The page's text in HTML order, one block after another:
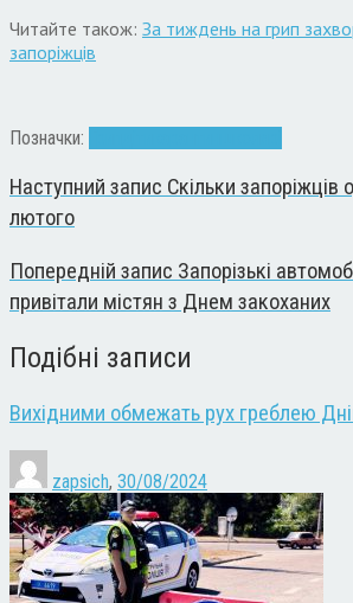
Читайте також: За тиждень на грип
запоріжців
Позначки:
Наступний запис Скільки
лютого
Попередній запис Запорізькі
привітали містян з Днем закоханих
Подібні записи
Вихідними обмежать рух греблею
zapsich, 30/08/2024